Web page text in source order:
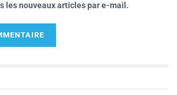
les nouveaux articles par e-mail.